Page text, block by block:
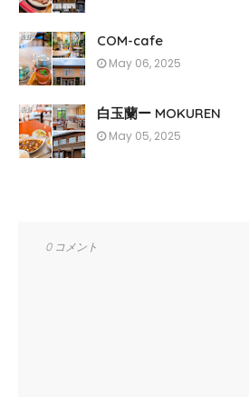
COM-cafe
May 06, 2025
白玉蘭ー MOKUREN
May 05, 2025
0 コメント